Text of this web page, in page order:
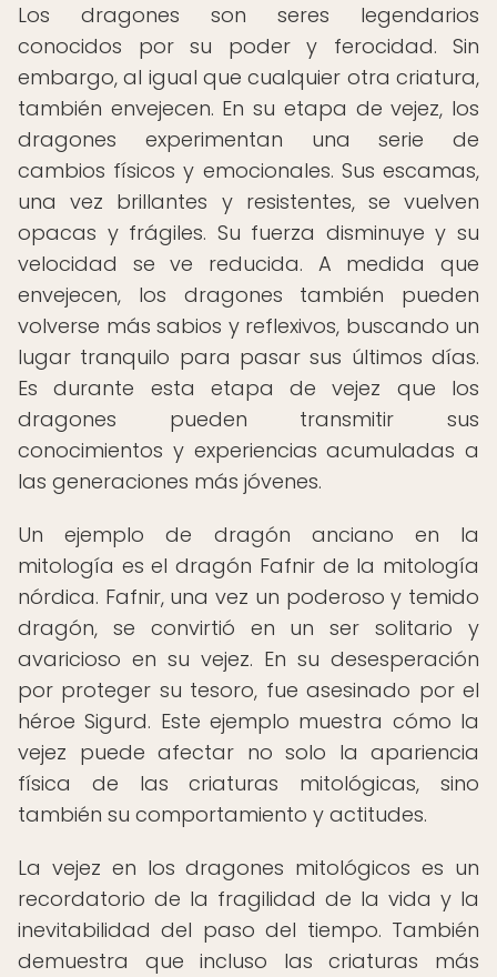
Los dragones son seres legendarios
conocidos por su poder y ferocidad. Sin
embargo, al igual que cualquier otra criatura,
también envejecen. En su etapa de vejez, los
dragones experimentan una serie de
cambios físicos y emocionales. Sus escamas,
una vez brillantes y resistentes, se vuelven
opacas y frágiles. Su fuerza disminuye y su
velocidad se ve reducida. A medida que
envejecen, los dragones también pueden
volverse más sabios y reflexivos, buscando un
lugar tranquilo para pasar sus últimos días.
Es durante esta etapa de vejez que los
dragones pueden transmitir sus
conocimientos y experiencias acumuladas a
las generaciones más jóvenes.
Un ejemplo de dragón anciano en la
mitología es el dragón Fafnir de la mitología
nórdica. Fafnir, una vez un poderoso y temido
dragón, se convirtió en un ser solitario y
avaricioso en su vejez. En su desesperación
por proteger su tesoro, fue asesinado por el
héroe Sigurd. Este ejemplo muestra cómo la
vejez puede afectar no solo la apariencia
física de las criaturas mitológicas, sino
también su comportamiento y actitudes.
La vejez en los dragones mitológicos es un
recordatorio de la fragilidad de la vida y la
inevitabilidad del paso del tiempo. También
demuestra que incluso las criaturas más